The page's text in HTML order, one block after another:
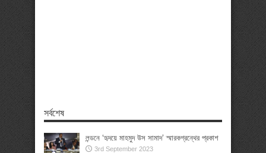
সর্বশেষ
লন্ডনে ‘হৃদয়ে মাহমুদ উস সামাদ’ স্মারকগ্রন্থের প্রকাশ
3rd September 2023